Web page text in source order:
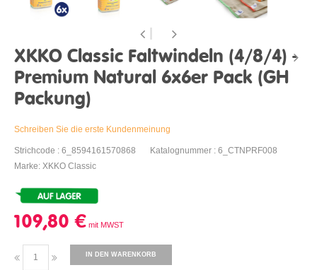
XKKO Classic Faltwindeln (4/8/4) -
Premium Natural 6x6er Pack (GH
Packung)
Schreiben Sie die erste Kundenmeinung
Strichcode : 6_8594161570868
Katalognummer : 6_CTNPRF008
Marke: XKKO Classic
109,80 €
IN DEN WARENKORB